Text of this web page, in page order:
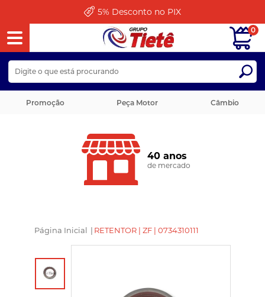
5% Desconto no PIX
Promoção Peça Motor Câmbio
0
40 anos
de mercado
Página Inicial | RETENTOR | ZF | 0734310111